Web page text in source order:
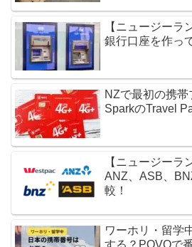
【ニュージーラ
銀行口座を作っ
NZで最初の携帯
SparkのTravel
【ニュージーラ
ANZ、ASB、
較！
ワーホリ・留学
する？POVOで